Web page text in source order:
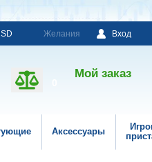
Желания Вход
Мой заказ
Аксессуары